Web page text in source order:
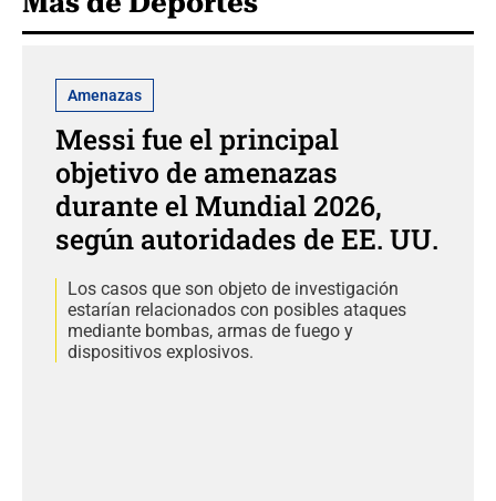
Amenazas
Messi fue el principal
objetivo de amenazas
durante el Mundial 2026,
según autoridades de EE. UU.
Los casos que son objeto de investigación
estarían relacionados con posibles ataques
mediante bombas, armas de fuego y
dispositivos explosivos.